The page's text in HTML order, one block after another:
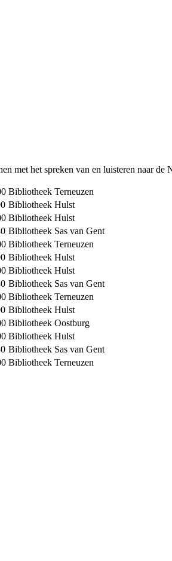
met het spreken van en luisteren naar de
Bibliotheek Terneuzen
Bibliotheek Hulst
Bibliotheek Hulst
Bibliotheek Sas van Gent
Bibliotheek Terneuzen
Bibliotheek Hulst
Bibliotheek Hulst
Bibliotheek Sas van Gent
Bibliotheek Terneuzen
Bibliotheek Hulst
Bibliotheek Oostburg
Bibliotheek Hulst
Bibliotheek Sas van Gent
Bibliotheek Terneuzen